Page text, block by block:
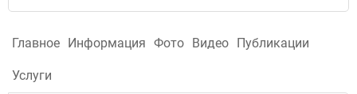
Главное Информация Фото Видео Публикации
Услуги